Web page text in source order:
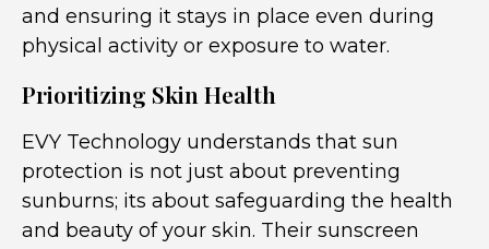
and ensuring it stays in place even during
physical activity or exposure to water.
Prioritizing Skin Health
EVY Technology understands that sun
protection is not just about preventing
sunburns; its about safeguarding the health
and beauty of your skin. Their sunscreen